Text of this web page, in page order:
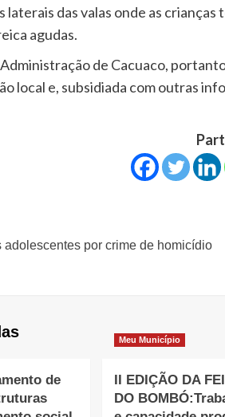
laterais das valas onde as
agudas.
de Cacuaco,
local e, subsidiada com outras
adolescentes por crime de homicídio
de
Meu Município
II EDIÇÃO DA
DO